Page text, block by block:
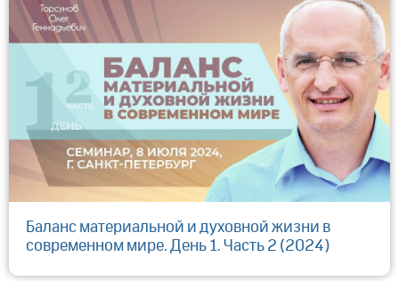
Баланс материальной и духовной жизни в
современном мире. День 1. Часть 2 (2024)